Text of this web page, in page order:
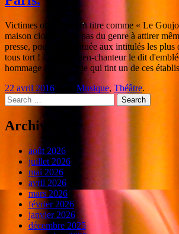
Victimes oubliées. Un titre comme « Le
maison close » n'est pas du genre à attirer
presse, pourtant habituée aux intitulés les
tous tort ! Le comédien-chanteur le dit
hommage à son aïeule qui tint un de ces
22 avril 2016
Musique, Théâtre.
Search
Archives
août 2026
juillet 2026
mai 2026
avril 2026
mars 2026
février 2026
janvier 2026
décembre 2025